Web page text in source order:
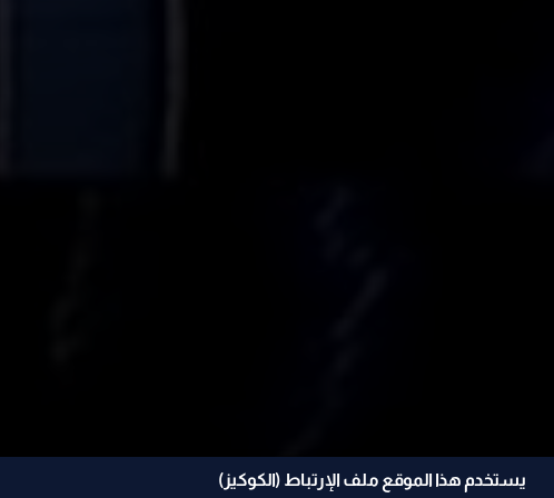
يستخدم هذا الموقع ملف الإرتباط (الكوكيز)